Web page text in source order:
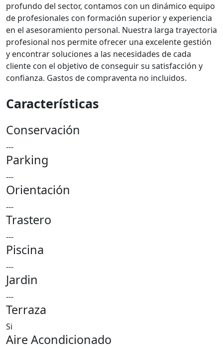
profundo del sector, contamos con un dinámico equipo
de profesionales con formación superior y experiencia
en el asesoramiento personal. Nuestra larga trayectoria
profesional nos permite ofrecer una excelente gestión
y encontrar soluciones a las necesidades de cada
cliente con el objetivo de conseguir su satisfacción y
confianza. Gastos de compraventa no incluidos.
Características
Conservación
---
Parking
---
Orientación
---
Trastero
---
Piscina
---
Jardin
---
Terraza
Si
Aire Acondicionado